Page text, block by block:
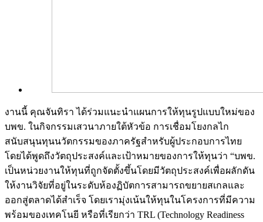
งานนี้ คุณจันทิรา ได้ร่วมแนะนำแผนการให้ทุนรูปแบบใหม่ของ
บพข. ในกิจกรรมเสวนาภายใต้หัวข้อ การเชื่อมโยงกลไก
สนับสนุนทุนนวัตกรรมของภาครัฐสำหรับผู้ประกอบการไทย
โดยได้พูดถึงวัตถุประสงค์และเป้าหมายของการให้ทุนว่า “บพข.
เป็นหน่วยงานให้ทุนที่ถูกจัดตั้งขึ้นโดยมีวัตถุประสงค์เพื่อผลักดัน
ให้งานวิจัยที่อยู่ในระดับห้องฏิบัตการสามารถขยายสเกลและ
ออกสู่ตลาดได้สำเร็จ โดยเรามุ่งเน้นให้ทุนในโครงการที่มีความ
พร้อมของเทคโนยี หรือที่เรียกว่า TRL (Technology Readiness